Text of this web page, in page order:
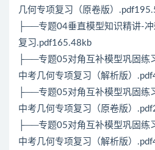
几何专项复习（原卷版）
├──专题04垂直模型知识精讲-
复习.pdf165.48kb
├──专题05对角互补模型巩固练
中考几何专项复习（解析版）
├──专题05对角互补模型巩固练
中考几何专项复习（原卷版）
├──专题05对角互补模型巩固练
中考几何专项复习（解析版）